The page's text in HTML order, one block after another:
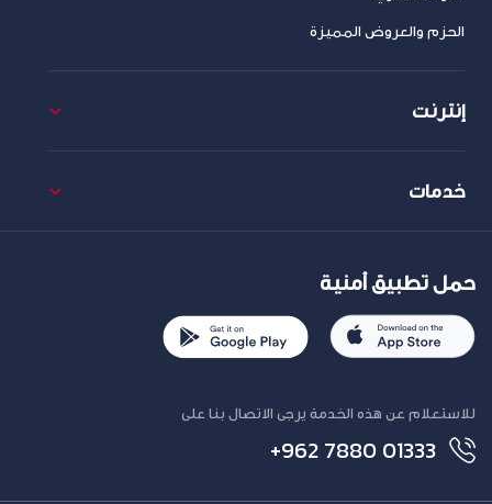
الحزم والعروض المميزة
إنترنت
خدمات
حمل تطبيق أمنية
للاستعلام عن هذه الخدمة يرجى الاتصال بنا على
+962 7880 01333